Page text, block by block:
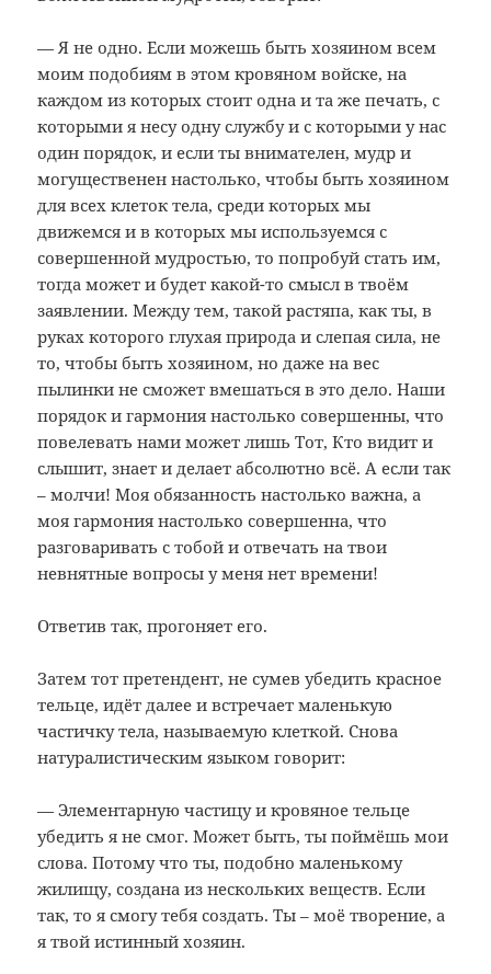
— Я не одно. Если можешь быть хозяином всем
моим подобиям в этом кровяном войске, на
каждом из которых стоит одна и та же печать, с
которыми я несу одну службу и с которыми у нас
один порядок, и если ты внимателен, мудр и
могущественен настолько, чтобы быть хозяином
для всех клеток тела, среди которых мы
движемся и в которых мы используемся с
совершенной мудростью, то попробуй стать им,
тогда может и будет какой-то смысл в твоём
заявлении. Между тем, такой растяпа, как ты, в
руках которого глухая природа и слепая сила, не
то, чтобы быть хозяином, но даже на вес
пылинки не сможет вмешаться в это дело. Наши
порядок и гармония настолько совершенны, что
повелевать нами может лишь Тот, Кто видит и
слышит, знает и делает абсолютно всё. А если так
– молчи! Моя обязанность настолько важна, а
моя гармония настолько совершенна, что
разговаривать с тобой и отвечать на твои
невнятные вопросы у меня нет времени!
Ответив так, прогоняет его.
Затем тот претендент, не сумев убедить красное
тельце, идёт далее и встречает маленькую
частичку тела, называемую клеткой. Снова
натуралистическим языком говорит:
— Элементарную частицу и кровяное тельце
убедить я не смог. Может быть, ты поймёшь мои
слова. Потому что ты, подобно маленькому
жилищу, создана из нескольких веществ. Если
так, то я смогу тебя создать. Ты – моё творение, а
я твой истинный хозяин.